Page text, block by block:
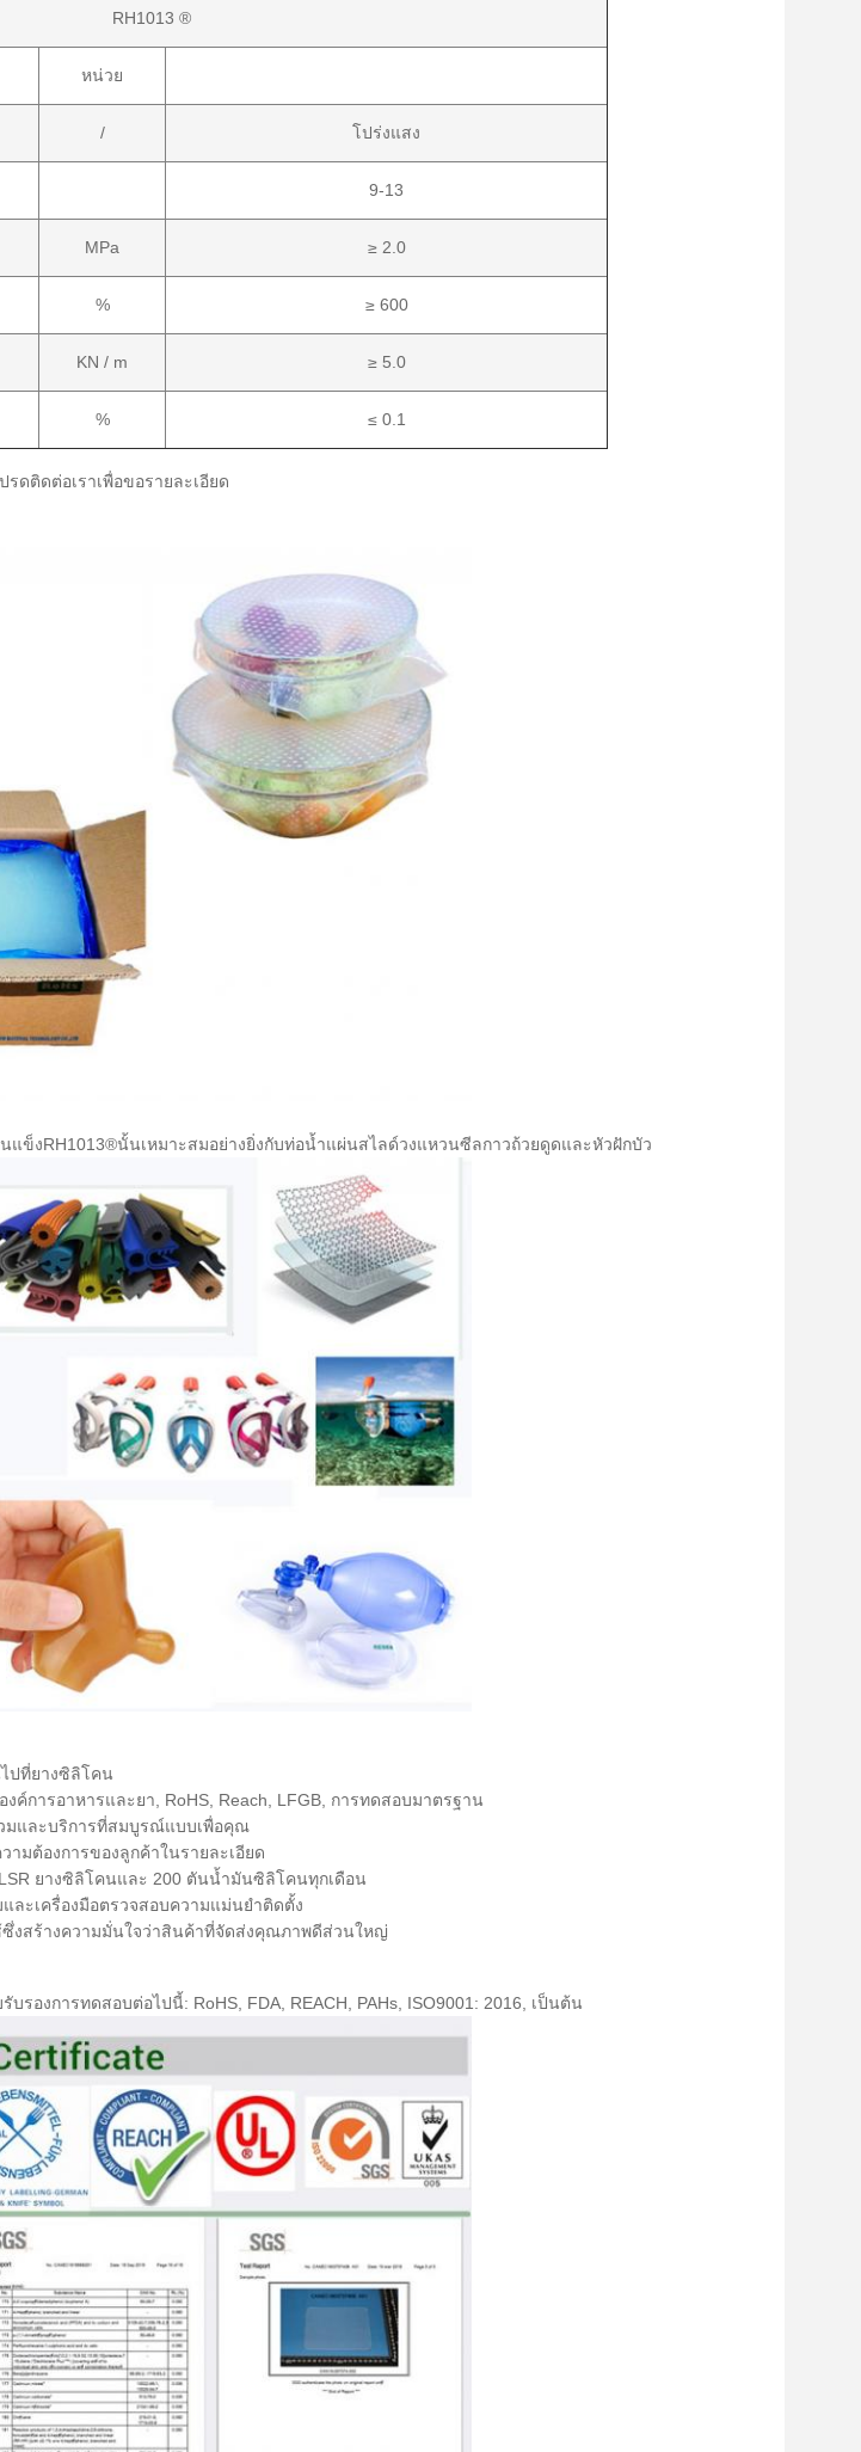
RH1013 ®
หน่วย
/ โปร่งแสง
9-13
MPa ≥ 2.0
% ≥ 600
KN / m ≥ 5.0
% ≤ 0.1
ดติดต่อเราเพื่อขอรายละเอียด
ข็งRH1013®นั้นเหมาะสมอย่างยิ่งกับท่อน้ำแผ่นสไลด์วงแหวนซีลกาวถ้วยดูดและหัวฝักบัว
ปที่ยางซิลิโคน
การอาหารและยา, RoHS, Reach, LFGB, การทดสอบมาตรฐาน
และบริการที่สมบูรณ์แบบเพื่อคุณ
มต้องการของลูกค้าในรายละเอียด
ยางซิลิโคนและ 200 ตันน้ำมันซิลิโคนทุกเดือน
ละเครื่องมือตรวจสอบความแม่นยำติดตั้ง
งสร้างความมั่นใจว่าสินค้าที่จัดส่งคุณภาพดีส่วนใหญ่
รองการทดสอบต่อไปนี้: RoHS, FDA, REACH, PAHs, ISO9001: 2016, เป็นต้น